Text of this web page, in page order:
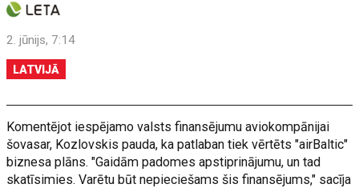
2. jūnijs, 7:14
LATVIJĀ
Komentējot iespējamo valsts finansējumu aviokompānijai
šovasar, Kozlovskis pauda, ka patlaban tiek vērtēts "airBaltic"
biznesa plāns. "Gaidām padomes apstiprinājumu, un tad
skatīsimies. Varētu būt nepieciešams šis finansējums," sacīja